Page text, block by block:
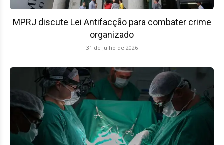
MPRJ discute Lei Antifacção para combater crime
organizado
31 de julho de 2026